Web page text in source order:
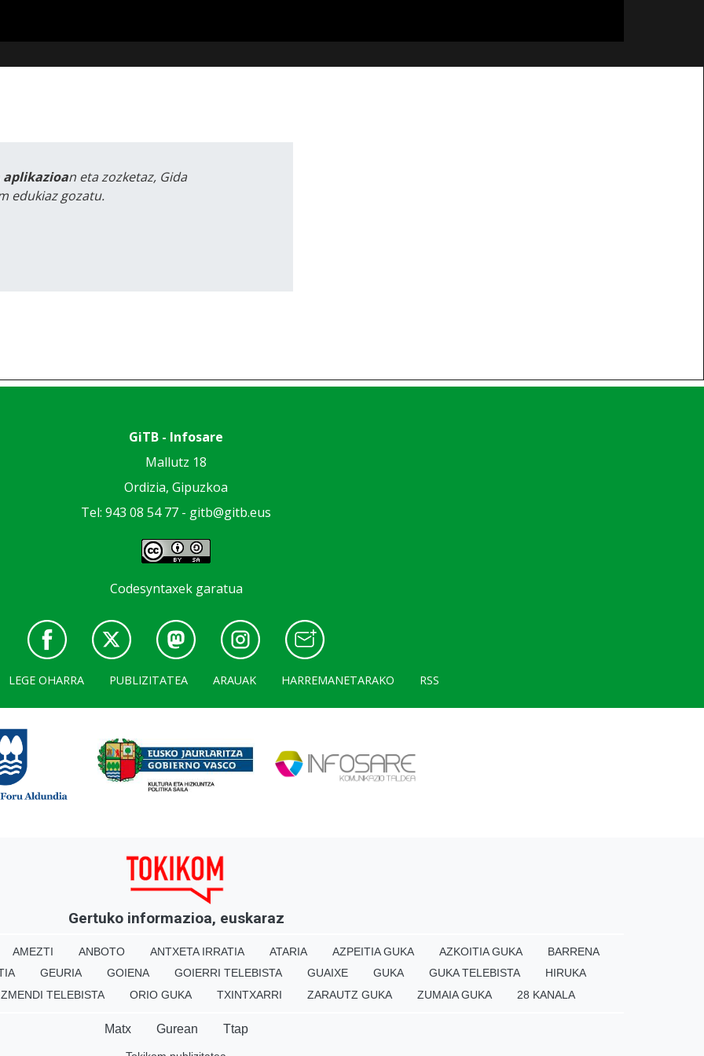
aplikazioan eta zozketaz, Gida
edukiaz gozatu.
GiTB - Infosare
Mallutz 18
Ordizia, Gipuzkoa
Tel: 943 08 54 77 - gitb@gitb.eus
Codesyntaxek garatua
LEGE OHARRA PUBLIZITATEA ARAUAK HARREMANETARAKO RSS
Gertuko informazioa, euskaraz
AMEZTI ANBOTO ANTXETA IRRATIA ATARIA AZPEITIA GUKA AZKOITIA GUKA
BARRENA
GEURIA GOIENA GOIERRI TELEBISTA GUAIXE GUKA GUKA TELEBISTA
HIRUKA
TELEBISTA ORIO GUKA TXINTXARRI ZARAUTZ GUKA ZUMAIA GUKA 28 KANALA
Matx Gurean Ttap